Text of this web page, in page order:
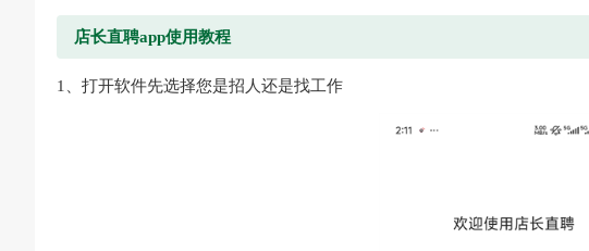
店长直聘app使用教程
1、打开软件先选择您是招人还是找工作